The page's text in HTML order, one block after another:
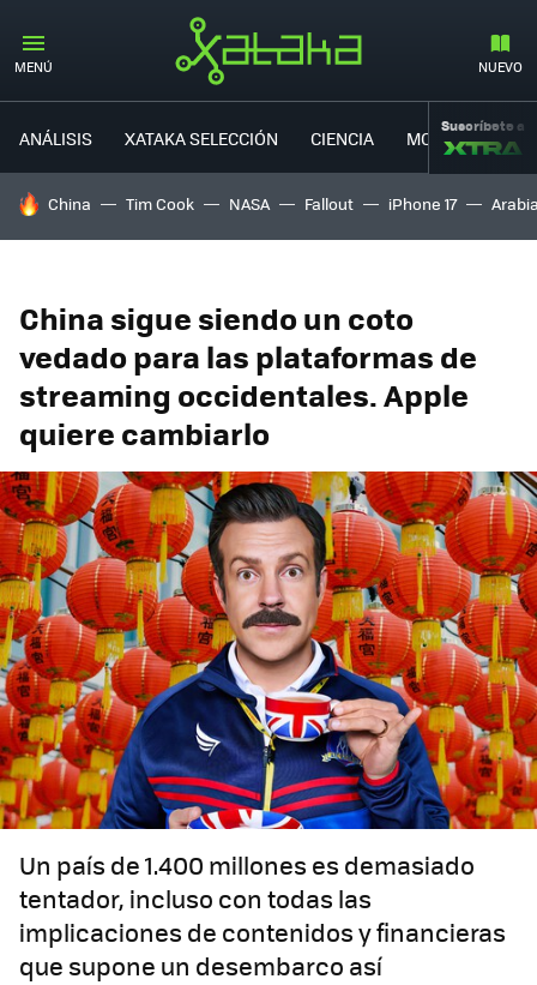
MENÚ NUEVO
ANÁLISIS XATAKA SELECCIÓN CIENCIA MOVILIDAD
Suscríbete a
HOY SE HABLA DE
China Tim Cook NASA Fallout iPhone 17
China sigue siendo un coto
vedado para las plataformas de
streaming occidentales. Apple
quiere cambiarlo
Un país de 1.400 millones es demasiado
tentador, incluso con todas las
implicaciones de contenidos y financieras
que supone un desembarco así